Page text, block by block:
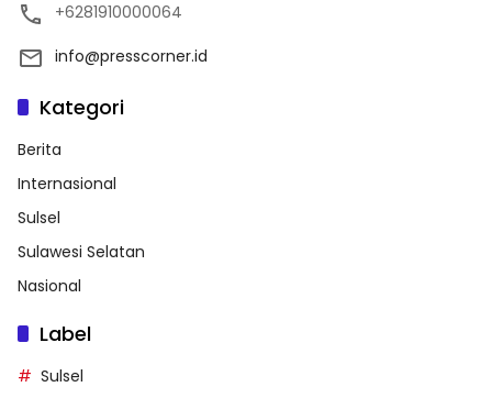
+6281910000064
info@presscorner.id
Kategori
Berita
Internasional
Sulsel
Sulawesi Selatan
Nasional
Label
Sulsel